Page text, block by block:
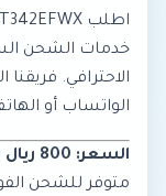
خدمات الشحن
الاحترافي.
الواتساب أو
السعر: 800 ريال سعودي
متوفر للشحن